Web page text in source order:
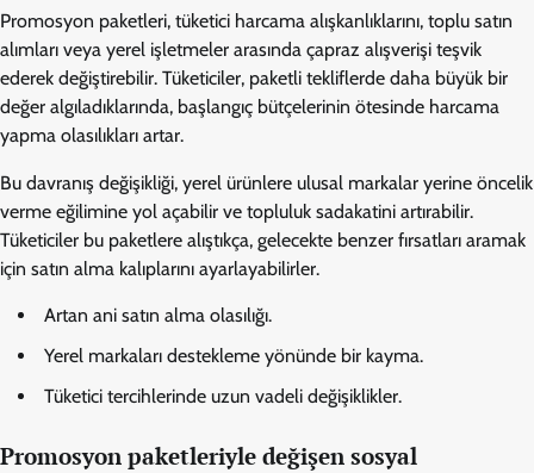
Promosyon paketleri, tüketici harcama alışkanlıklarını, toplu satın
alımları veya yerel işletmeler arasında çapraz alışverişi teşvik
ederek değiştirebilir. Tüketiciler, paketli tekliflerde daha büyük bir
değer algıladıklarında, başlangıç bütçelerinin ötesinde harcama
yapma olasılıkları artar.
Bu davranış değişikliği, yerel ürünlere ulusal markalar yerine öncelik
verme eğilimine yol açabilir ve topluluk sadakatini artırabilir.
Tüketiciler bu paketlere alıştıkça, gelecekte benzer fırsatları aramak
için satın alma kalıplarını ayarlayabilirler.
Artan ani satın alma olasılığı.
Yerel markaları destekleme yönünde bir kayma.
Tüketici tercihlerinde uzun vadeli değişiklikler.
Promosyon paketleriyle değişen sosyal